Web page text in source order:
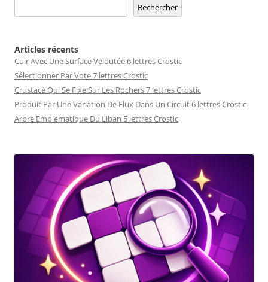
Rechercher
Articles récents
Cuir Avec Une Surface Veloutée 6 lettres Crostic
Sélectionner Par Vote 7 lettres Crostic
Crustacé Qui Se Fixe Sur Les Rochers 7 lettres Crostic
Produit Par Une Variation De Flux Dans Un Circuit 6 lettres Crostic
Arbre Emblématique Du Liban 5 lettres Crostic